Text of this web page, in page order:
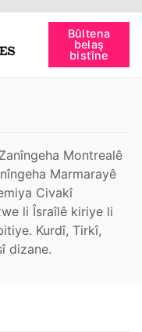
Bûltena
belaş
bistîne
Montrealê
Marmarayê
Civakî
li Îsraîlê kiriye li
Kurdî, Tirkî,
dizane.